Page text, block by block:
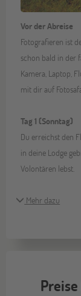
Vor der Abreise
Fotografieren ist
schon bald in der
Kamera, Laptop,
mit dir auf
Tag 1 (Sonntag)
Du erreichst den
in deine Lodge
Volontären lebst.
Mehr dazu